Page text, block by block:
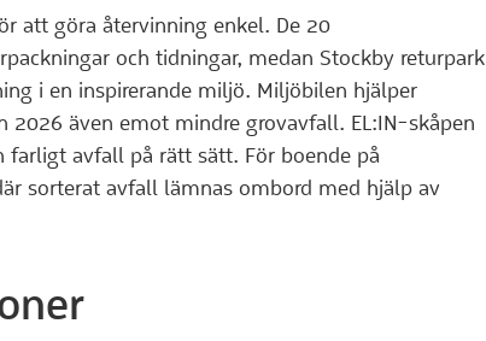
att göra återvinning enkel. De 20
och tidningar, medan Stockby returpark
i en inspirerande miljö. Miljöbilen hjälper
2026 även emot mindre grovavfall. EL:IN-skåpen
avfall på rätt sätt. För boende på
sorterat avfall lämnas ombord med hjälp av